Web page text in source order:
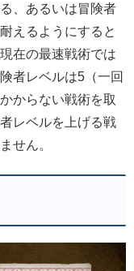
、あるいは冒険者
えるようにすると
在の最速戦術では
者レベルは5（一回
からない戦術を取
レベルを上げる戦
せん。